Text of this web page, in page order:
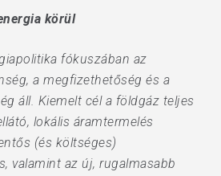
körül
fókuszában az
a megfizethetőség és a
áll. Kiemelt cél a földgáz teljes
lokális áramtermelés
(és költséges)
valamint az új, rugalmasabb